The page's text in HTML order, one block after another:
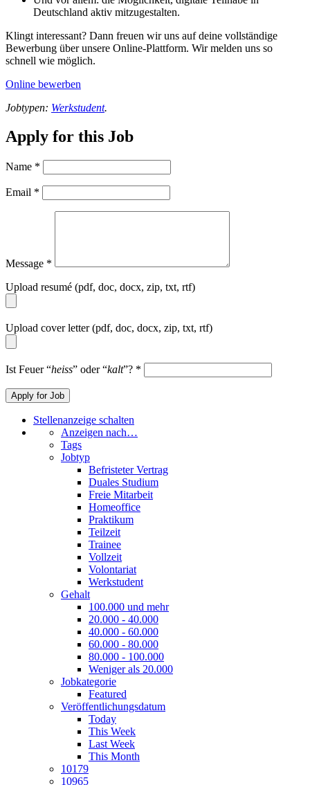
Deutschland aktiv mitzugestalten.
Klingt interessant? Dann freuen wir uns auf deine vollständige
Bewerbung über unsere Online-Plattform. Wir melden uns so
schnell wie möglich.
Online bewerben
Jobtypen: Werkstudent.
Apply for this Job
Name *
Email *
Message *
Upload resumé (pdf, doc, docx, zip, txt, rtf)
Upload cover letter (pdf, doc, docx, zip, txt, rtf)
Ist Feuer “heiss” oder “kalt”? *
Stellenanzeige schalten
Anzeigen nach…
Tags
Jobtyp
Befristeter Vertrag
Duales Studium
Freie Mitarbeit
Homeoffice
Praktikum
Teilzeit
Trainee
Vollzeit
Volontariat
Werkstudent
Gehalt
100.000 und mehr
20.000 - 40.000
40.000 - 60.000
60.000 - 80.000
80.000 - 100.000
Weniger als 20.000
Jobkategorie
Featured
Veröffentlichungsdatum
Today
This Week
Last Week
This Month
10179
10965